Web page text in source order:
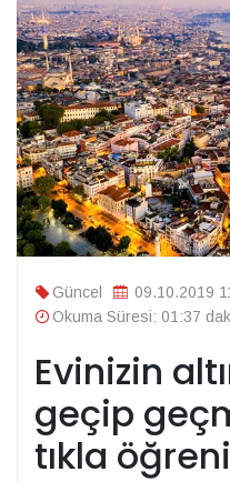
Güncel
09.10.2019
Okuma Süresi: 01:37
Evinizin
geçip
tıkla